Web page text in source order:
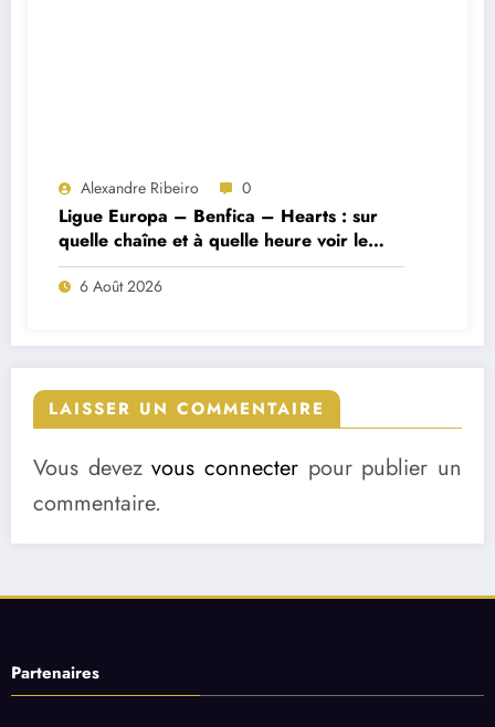
Alexandre Ribeiro 0
Ligue Europa – Benfica – Hearts : sur
quelle chaîne et à quelle heure voir le
match ?
6 Août 2026
LAISSER UN COMMENTAIRE
Vous devezvous connecter pour publier un
commentaire.
Partenaires